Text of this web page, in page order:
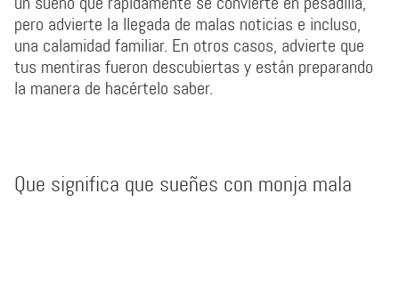
pero advierte la llegada de malas noticias e incluso,
una calamidad familiar. En otros casos, advierte que
tus mentiras fueron descubiertas y están preparando
la manera de hacértelo saber.
Que significa que sueñes con monja mala